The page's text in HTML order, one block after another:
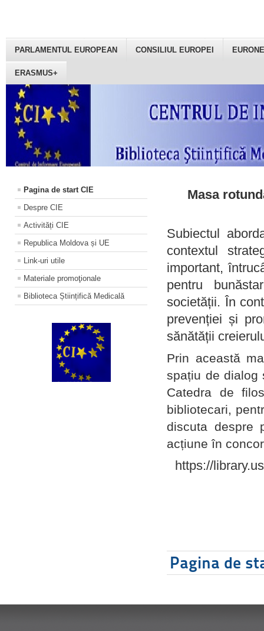
PARLAMENTUL EUROPEAN CONSILIUL EUROPEI
ERASMUS+
Pagina de start CIE
Despre CIE
Activități CIE
Republica Moldova și UE
Link-uri utile
Materiale promoţionale
Biblioteca Științifică Medicală
Masa
Subiectul
contextul
important,
pentru
societății. În
prevenției și
sănătății
Prin această
spațiu de dialog
Catedra de
bibliotecari,
discuta despre
acțiune în
https://
Pagina de